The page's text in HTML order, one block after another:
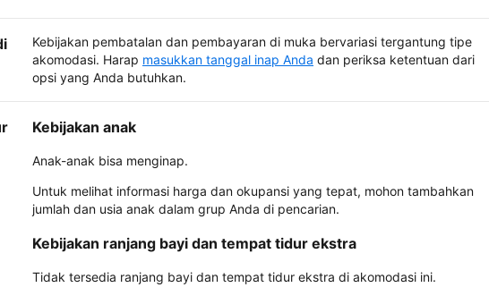
Kebijakan pembatalan dan pembayaran di muka bervariasi tergantung tipe
akomodasi. Harap masukkan tanggal inap Anda dan periksa ketentuan dari
opsi yang Anda butuhkan.
Kebijakan anak
Anak-anak bisa menginap.
Untuk melihat informasi harga dan okupansi yang tepat, mohon tambahkan
jumlah dan usia anak dalam grup Anda di pencarian.
Kebijakan ranjang bayi dan tempat tidur ekstra
Tidak tersedia ranjang bayi dan tempat tidur ekstra di akomodasi ini.